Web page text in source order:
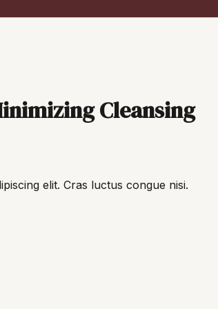
Cleansing
elit. Cras luctus congue nisi.